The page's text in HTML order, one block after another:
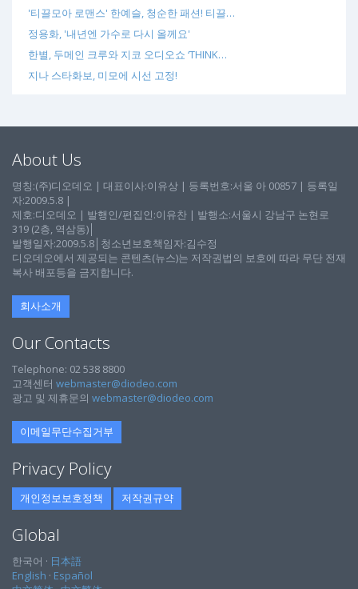
'티끌모아 로맨스' 한예슬, 청순한 패션! 티끌…
정용화, '내년엔 가수로 다시 올께요'
한별, 두메인 크루와 지코 오디오쇼 ‘THINK…
지나 스타화보, 미모에 시선 고정!
About Us
명칭:(주)디오데오 | 대표이사:이유상 | 등록번호:서울 아 00857 | 등록일
자:2009.5.8 |
제호:디오데오 | 발행인/편집인:이유찬 | 발행소:서울시 강남구 논현로
319 (2층, 역삼동)│
발행일자:2009.5.8│청소년보호책임자:김수정
디오데오에서 제공되는 콘텐츠(뉴스)는 저작권법의 보호에 따라 무단 전재
복사 배포등을 금지합니다.
회사소개
Our Contacts
Telephone: 02 538 8800
고객센터 webmaster@diodeo.com
광고 및 제휴문의 webmaster@diodeo.com
이메일무단수집거부
Privacy Policy
개인정보보호정책 저작권규약
Global
한국어 · 日本語
English · Español